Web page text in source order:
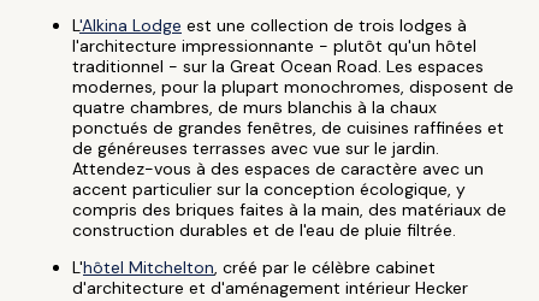
L'Alkina Lodge est une collection de trois lodges à
l'architecture impressionnante - plutôt qu'un hôtel
traditionnel - sur la Great Ocean Road. Les espaces
modernes, pour la plupart monochromes, disposent de
quatre chambres, de murs blanchis à la chaux
ponctués de grandes fenêtres, de cuisines raffinées et
de généreuses terrasses avec vue sur le jardin.
Attendez-vous à des espaces de caractère avec un
accent particulier sur la conception écologique, y
compris des briques faites à la main, des matériaux de
construction durables et de l'eau de pluie filtrée.
L'hôtel Mitchelton, créé par le célèbre cabinet
d'architecture et d'aménagement intérieur Hecker